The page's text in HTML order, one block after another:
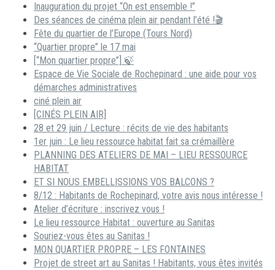
Inauguration du projet “On est ensemble !”
Des séances de cinéma plein air pendant l’été !🎬
Fête du quartier de l’Europe (Tours Nord)
“Quartier propre” le 17 mai
[“Mon quartier propre”] 🍃
Espace de Vie Sociale de Rochepinard : une aide pour vos
démarches administratives
ciné plein air
[CINÉS PLEIN AIR]
28 et 29 juin / Lecture : récits de vie des habitants
1er juin : Le lieu ressource habitat fait sa crémaillère
PLANNING DES ATELIERS DE MAI – LIEU RESSOURCE
HABITAT
ET SI NOUS EMBELLISSIONS VOS BALCONS ?
8/12 : Habitants de Rochepinard, votre avis nous intéresse !
Atelier d’écriture : inscrivez vous !
Le lieu ressource Habitat : ouverture au Sanitas
Souriez-vous êtes au Sanitas !
MON QUARTIER PROPRE – LES FONTAINES
Projet de street art au Sanitas ! Habitants, vous êtes invités